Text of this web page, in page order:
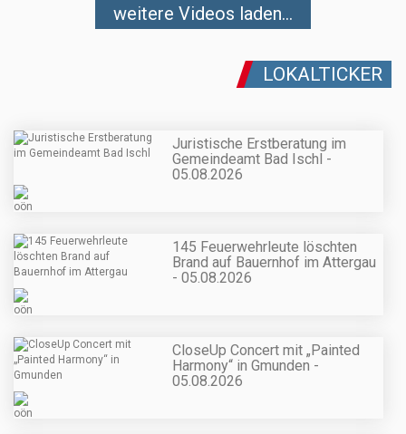
weitere Videos laden...
LOKALTICKER
Juristische Erstberatung im
Gemeindeamt Bad Ischl -
05.08.2026
145 Feuerwehrleute löschten
Brand auf Bauernhof im Attergau
- 05.08.2026
CloseUp Concert mit „Painted
Harmony“ in Gmunden -
05.08.2026